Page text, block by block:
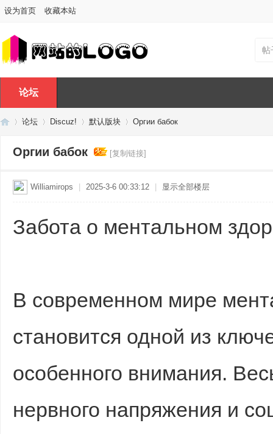
设为首页 收藏本站
帖
论坛
论坛 Discuz! 默认版块 Оргии бабок
Оргии бабок [复制链接]
Williamirops 2025-3-6 00:33:12 显示全部楼层
Забота о ментальном
В современном мире
становится одной из
особенного внимания.
нервного напряжения и